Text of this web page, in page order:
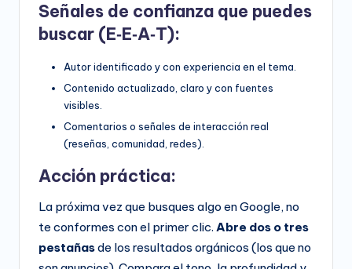
Señales de confianza que puedes
buscar (E‑E‑A‑T):
Autor identificado y con experiencia en el tema.
Contenido actualizado, claro y con fuentes
visibles.
Comentarios o señales de interacción real
(reseñas, comunidad, redes).
Acción práctica:
La próxima vez que busques algo en Google, no
te conformes con el primer clic. Abre dos o tres
pestañasde los resultados orgánicos (los que no